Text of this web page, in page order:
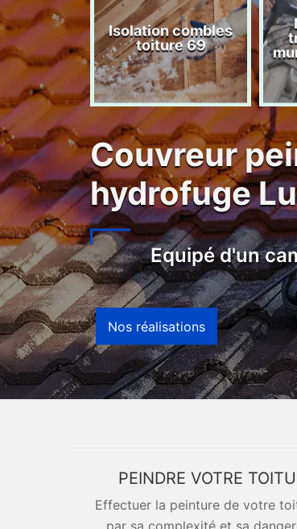
de
69
Isolation combles
toiture 69
Couvreur
hydrofuge
Equipé d'un
Nos réalisations
PEINDRE VOTRE
Effectuer la peinture de votre
par sa complexité et sa